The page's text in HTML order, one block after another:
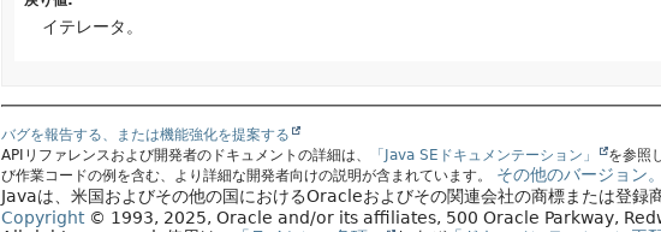
イテレータ。
バグを報告する、または機能強化を提案する
APIリファレンスおよび開発者のドキュメントの詳細は、
「Java SEドキュメンテーション」
を参照
び作業コードの例を含む、より詳細な開発者向けの説明が含まれています。
その他のバージョン
Javaは、米国およびその他の国におけるOracleおよびその関連会社の商標または登録
Copyright© 1993, 2025, Oracle and/or its affiliates, 500 Oracle Parkway,